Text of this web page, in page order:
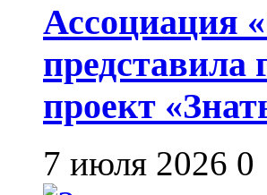
Ассоциация
представила
проект
7 июля 2026 0